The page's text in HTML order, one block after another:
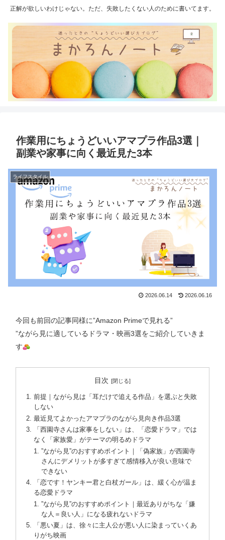
正解が欲しいわけじゃない。ただ、失敗したくない人のために書いてます。
作業用にちょうどいいアマプラ作品3選｜
副業や家事に向く最近見た3本
ライフスタイル
2026.06.14 2026.06.16
今回も前回の記事同様に”Amazon Primeで見れる”
”ながら見に適しているドラマ・映画3選をご紹介していきま
す
目次
前提｜ながら見は「耳だけで追える作品」を選ぶと失敗
しない
最近見てよかったアマプラのながら見向き作品3選
「西園寺さんは家事をしない」は、「恋愛ドラマ」では
なく「家族愛」がテーマの明るめドラマ
”ながら見”のおすすめポイント｜「偽家族」が西園寺
さんにデメリットが多すぎて感情移入が良い意味で
できない
「恋です！ヤンキー君と白杖ガール」は、緩く心が温ま
る恋愛ドラマ
”ながら見”のおすすめポイント｜最近ありがちな「嫌
な人＝良い人」になる疲れないドラマ
「悪い夏」は、徐々に主人公が悪い人に染まっていくあ
りがち映画